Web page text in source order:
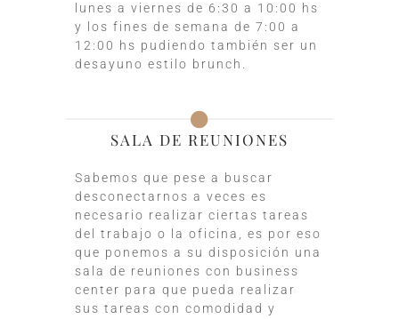
lunes a viernes de 6:30 a 10:00 hs
y los fines de semana de 7:00 a
12:00 hs pudiendo también ser un
desayuno estilo brunch.
SALA DE REUNIONES
Sabemos que pese a buscar
desconectarnos a veces es
necesario realizar ciertas tareas
del trabajo o la oficina, es por eso
que ponemos a su disposición una
sala de reuniones con business
center para que pueda realizar
sus tareas con comodidad y